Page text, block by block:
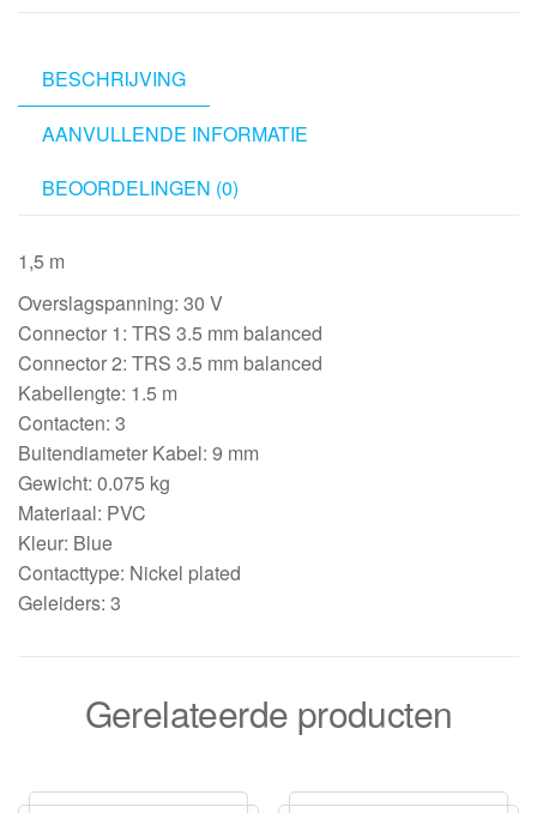
aantal
BESCHRIJVING
AANVULLENDE INFORMATIE
BEOORDELINGEN (0)
1,5 m
Overslagspanning: 30 V
Connector 1: TRS 3.5 mm balanced
Connector 2: TRS 3.5 mm balanced
Kabellengte: 1.5 m
Contacten: 3
Buitendiameter Kabel: 9 mm
Gewicht: 0.075 kg
Materiaal: PVC
Kleur: Blue
Contacttype: Nickel plated
Geleiders: 3
Gerelateerde producten